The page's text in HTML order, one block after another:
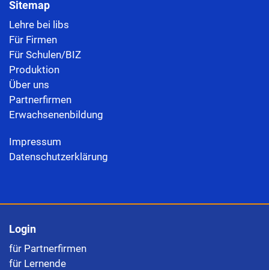
Sitemap
Lehre bei libs
Für Firmen
Für Schulen/BIZ
Produktion
Über uns
Partnerfirmen
Erwachsenenbildung
Impressum
Datenschutzerklärung
Login
für Partnerfirmen
für Lernende